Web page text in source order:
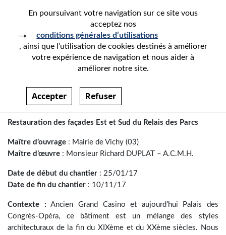
En poursuivant votre navigation sur ce site vous
acceptez nos
conditions générales d’utilisations
, ainsi que l’utilisation de cookies destinés à améliorer
votre expérience de navigation et nous aider à
améliorer notre site.
Accepter Refuser
PALAIS DES CONGRÈS-
OPÉRA – VICHY
Paragraphes
Restauration des façades Est et Sud du Relais des Parcs
Maître d’ouvrage : Mairie de Vichy (03)
Maître d’œuvre : Monsieur Richard DUPLAT – A.C.M.H.
Date de début du chantier : 25/01/17
Date de fin du chantier : 10/11/17
Contexte : Ancien Grand Casino et aujourd’hui Palais des
Congrès-Opéra, ce bâtiment est un mélange des styles
architecturaux de la fin du XIXème et du XXème siècles. Nous